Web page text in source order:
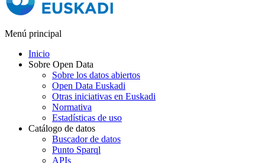
Menú principal
Inicio
Sobre Open Data
Sobre los datos abiertos
Open Data Euskadi
Otras iniciativas en Euskadi
Normativa
Estadísticas de uso
Catálogo de datos
Buscador de datos
Punto Sparql
APIs